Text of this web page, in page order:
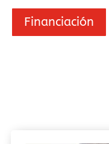
Financiación